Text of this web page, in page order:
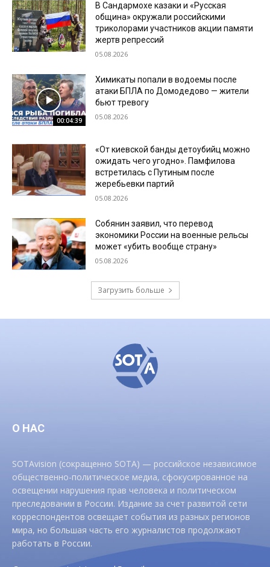
В Сандармохе казаки и «Русская
община» окружали российскими
триколорами участников акции памяти
жертв репрессий
05.08.2026
00:04:39
Химикаты попали в водоемы после
атаки БПЛА по Домодедово — жители
бьют тревогу
05.08.2026
«От киевской банды детоубийц можно
ожидать чего угодно». Памфилова
встретилась с Путиным после
жеребьевки партий
05.08.2026
Собянин заявил, что перевод
экономики России на военные рельсы
может «убить вообще страну»
05.08.2026
Загрузить больше
О НАС
SOTAvision (сокращенно SOTA) — российское независимое
общественно-политическое медиа, сфокусированное на
освещении нарушения прав человека и политическом
преследовании в России. Издание за счет развитой сети
корреспондентов освещает события из разных регионов
мира, но большая часть его журналистов продолжают
работать в России.